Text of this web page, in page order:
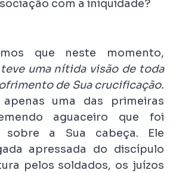
com a iniquidade?
que neste momento,
uma nítida visão de toda
de Sua crucificação.
uma das primeiras
aguaceiro que foi
sobre a Sua cabeça. Ele
apressada do discípulo
pelos soldados, os juízos